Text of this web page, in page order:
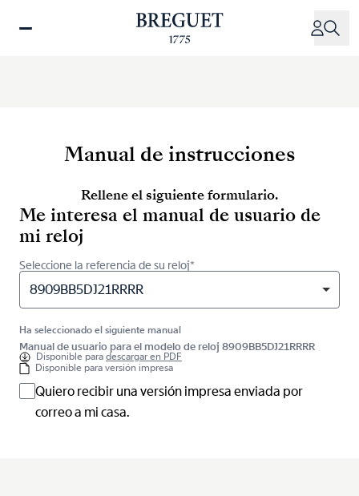
Manual de instrucciones
Rellene el siguiente formulario.
Me interesa el manual de usuario de
mi reloj
Seleccione la referencia de su reloj*
8909BB5DJ21RRRR
Ha seleccionado el siguiente manual
Manual de usuario para el modelo de reloj 8909BB5DJ21RRRR
Disponible paradescargar en PDF
Disponible para versión impresa
Quiero recibir una versión impresa enviada por
correo a mi casa.